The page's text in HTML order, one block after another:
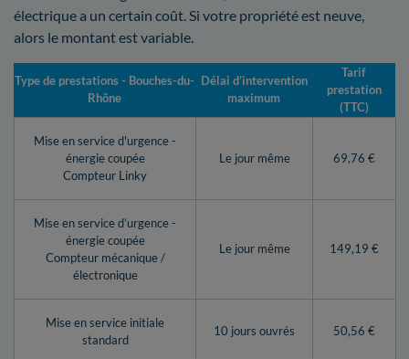
électrique a un certain coût. Si votre propriété est neuve,
alors le montant est variable.
Type de prestations - Bouches-du-
Rhône
Délai d’intervention
maximum
Tarif
prestation
(TTC)
Mise en service d'urgence -
énergie coupée
Compteur Linky
Le jour même 69,76 €
Mise en service d’urgence -
énergie coupée
Compteur mécanique /
électronique
Le jour même 149,19 €
Mise en service initiale
standard
10 jours ouvrés 50,56 €